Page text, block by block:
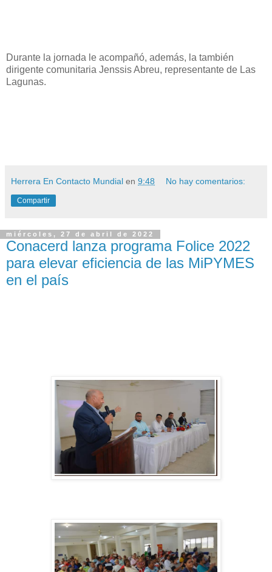
Durante la jornada le acompañó, además, la también
dirigente comunitaria Jenssis Abreu, representante de Las
Lagunas.
Herrera En Contacto Mundial en 9:48 No hay comentarios:
Compartir
miércoles, 27 de abril de 2022
Conacerd lanza programa Folice 2022
para elevar eficiencia de las MiPYMES
en el país